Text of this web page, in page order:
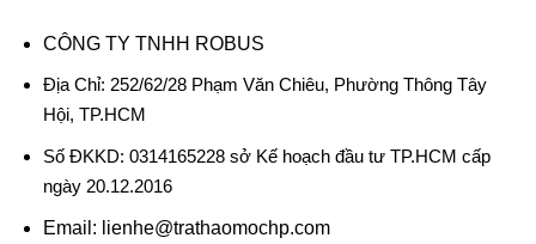
CÔNG TY TNHH ROBUS
Địa Chỉ: 252/62/28 Phạm Văn Chiêu, Phường Thông Tây
Hội, TP.HCM
Số ĐKKD: 0314165228 sở Kế hoạch đầu tư TP.HCM cấp
ngày 20.12.2016
Email: lienhe@trathaomochp.com